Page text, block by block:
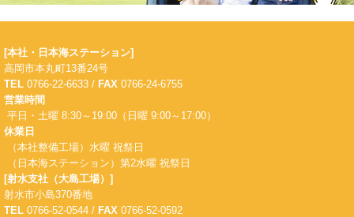
[本社・日本海ステーション]
高岡市本丸町13番24号
TEL 0766-22-6633 / FAX 0766-24-6755
営業時間
平日・土曜 8:30～19:00（日曜 9:00～17:00）
休業日
（本社整備工場）水曜 祝祭日
（日本海ステーション）第2水曜 祝祭日
[射水支社（大島工場）]
射水市小島370番地
TEL 0766-52-0544 / FAX 0766-52-0592